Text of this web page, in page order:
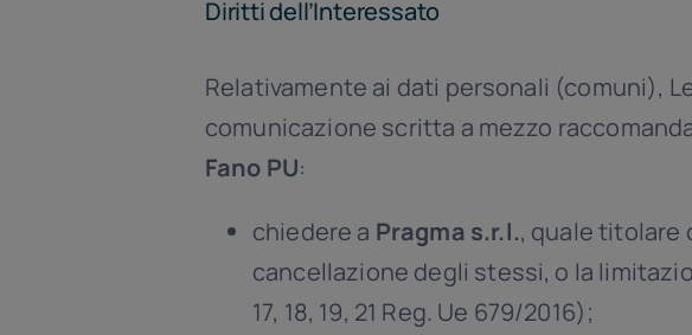
Diritti dell’Interessato
Relativamente ai dati personali (comuni),
comunicazione scritta a mezzo
Fano PU:
chiedere a Pragma s.r.l., quale titolare
cancellazione degli stessi, o la
17, 18, 19, 21 Reg. Ue 679/2016);